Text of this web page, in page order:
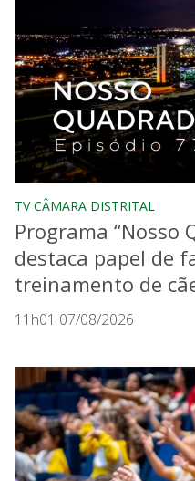
TV CÂMARA DISTRITAL
Programa “Nosso
destaca papel de
treinamento de
11h01 07/08/2026